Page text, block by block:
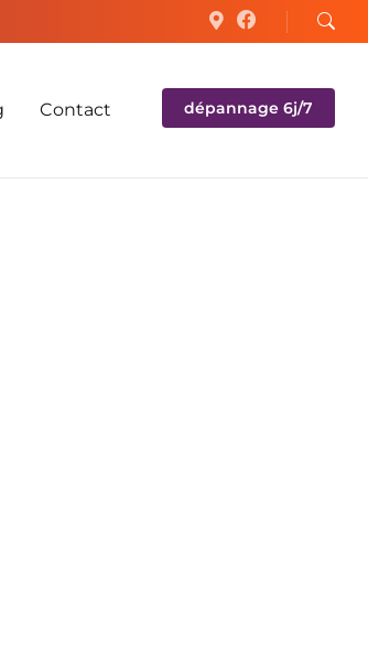
Contact dépannage 6j/7